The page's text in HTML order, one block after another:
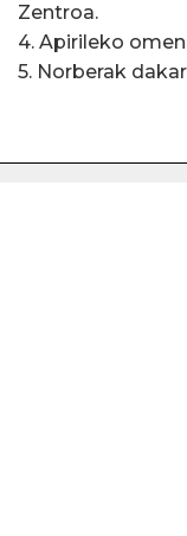
Zentroa.
4. Apirileko
5. Norberak